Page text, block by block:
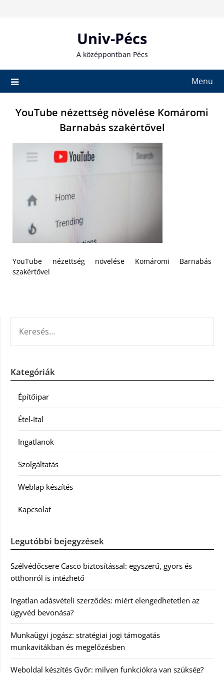
Univ-Pécs
A középpontban Pécs
Menu
YouTube nézettség növelése Komáromi
Barnabás szakértővel
YouTube nézettség növelése Komáromi Barnabás
szakértővel
Kategóriák
Építőipar
Étel-Ital
Ingatlanok
Szolgáltatás
Weblap készítés
Kapcsolat
Legutóbbi bejegyzések
Szélvédőcsere Casco biztosítással: egyszerű, gyors és
otthonról is intézhető
Ingatlan adásvételi szerződés: miért elengedhetetlen az
ügyvéd bevonása?
Munkaügyi jogász: stratégiai jogi támogatás
munkavitákban és megelőzésben
Weboldal készítés Győr: milyen funkciókra van szükség?